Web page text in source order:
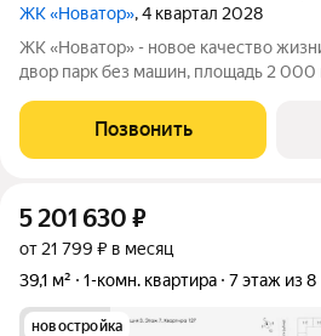
ЖК «Новатор», 4 квартал 2028
ЖК «Новатор» - новое качество
двор парк без машин, площадь 2 000 м. Здесь есть всё для
спортивные зоны ландшафтное
высшем уровне: система
Позвонить
5 201 630 ₽
от 21 799 ₽ в месяц
39,1 м²
1-комн. квартира 7 этаж из 8
новостройка